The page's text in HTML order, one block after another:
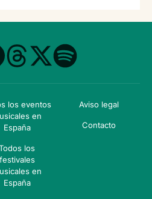
los eventos
en
España
los
festivales
en
España
Aviso legal
Contacto